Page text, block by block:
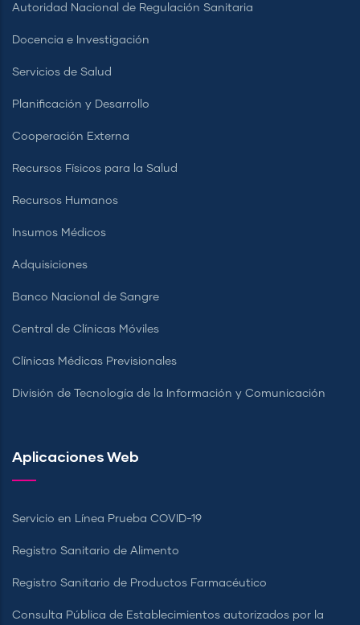
Autoridad Nacional de Regulación Sanitaria
Docencia e Investigación
Servicios de Salud
Planificación y Desarrollo
Cooperación Externa
Recursos Físicos para la Salud
Recursos Humanos
Insumos Médicos
Adquisiciones
Banco Nacional de Sangre
Central de Clínicas Móviles
Clínicas Médicas Previsionales
División de Tecnología de la Información y Comunicación
Aplicaciones Web
Servicio en Línea Prueba COVID-19
Registro Sanitario de Alimento
Registro Sanitario de Productos Farmacéutico
Consulta Pública de Establecimientos autorizados por la